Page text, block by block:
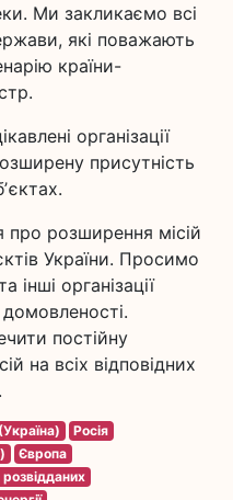
Ми закликаємо всі
які поважають
країни-
організації
присутність
про розширення місій
України. Просимо
інші організації
постійну
на всіх відповідних
Росія
Європа
розвідданих